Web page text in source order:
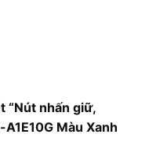
“Nút nhấn giữ,
Màu Xanh